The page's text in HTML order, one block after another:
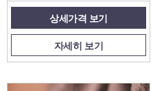
상세가격 보기
자세히 보기